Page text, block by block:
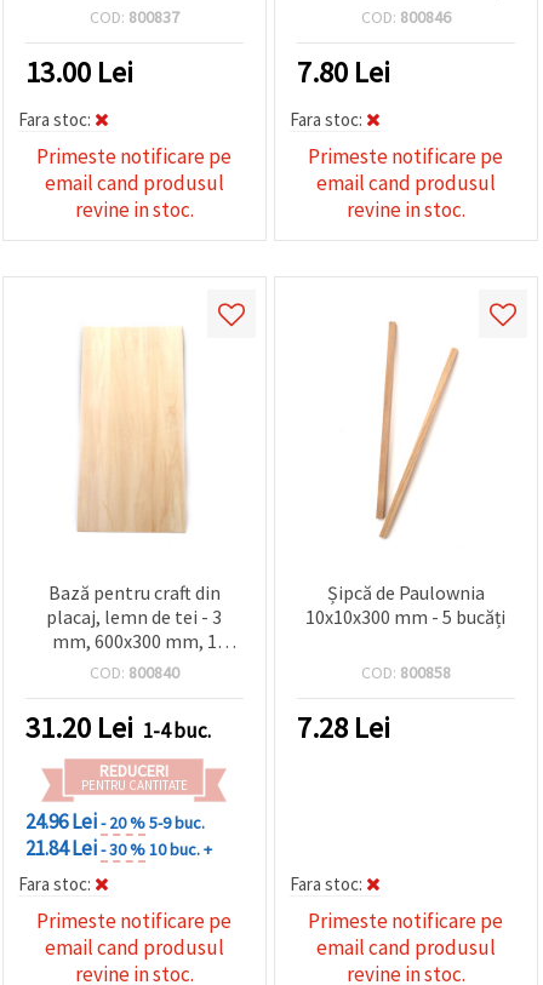
COD: 800837
13.00 Lei
Fara stoc:
Primeste notificare pe
email cand produsul
revine in stoc.
COD: 800846
7.80 Lei
Fara stoc:
Primeste notificare pe
email cand produsul
revine in stoc.
Bază pentru craft din
placaj, lemn de tei - 3
mm, 600x300 mm, 1
bucată
COD: 800840
31.20 Lei 1-4 buc.
REDUCERI
PENTRU CANTITATE
24.96 Lei- 20 %5-9 buc.
21.84 Lei- 30 %10 buc. +
Fara stoc:
Primeste notificare pe
email cand produsul
revine in stoc.
Șipcă de Paulownia
10x10x300 mm - 5 bucăți
COD: 800858
7.28 Lei
Fara stoc:
Primeste notificare pe
email cand produsul
revine in stoc.